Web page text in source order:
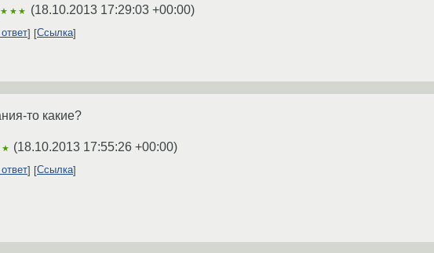
★★★ (18.10.2013 17:29:03 +00:00)
ответ Ссылка
то какие?
(18.10.2013 17:55:26 +00:00)
ответ Ссылка